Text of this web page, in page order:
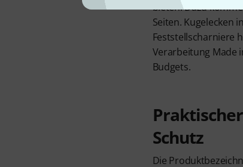
bieten. Dazu
Seiten. Kugelecken
Feststellscharniere
Verarbeitung Made
Budgets.
Schutz
Die